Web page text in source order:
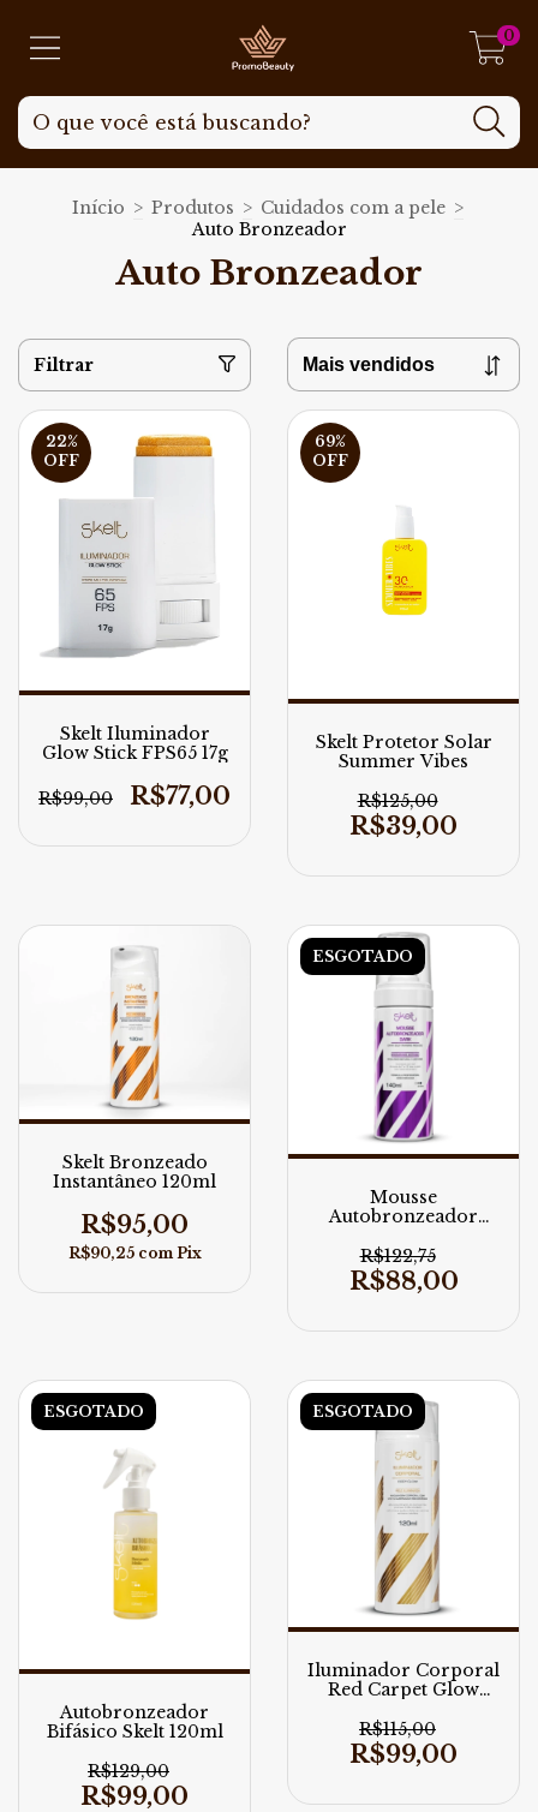
0
Início > Produtos > Cuidados com a pele >
Auto Bronzeador
Auto Bronzeador
Filtrar
22%
OFF
Skelt Iluminador
Glow Stick FPS65 17g
R$99,00 R$77,00
69%
OFF
Skelt Protetor Solar
Summer Vibes
R$125,00
R$39,00
Skelt Bronzeado
Instantâneo 120ml
R$95,00
R$90,25 com Pix
ESGOTADO
Mousse
Autobronzeador
R$122,75
R$88,00
ESGOTADO
Autobronzeador
Bifásico Skelt 120ml
R$129,00
R$99,00
ESGOTADO
Iluminador Corporal
Red Carpet Glow
R$115,00
R$99,00